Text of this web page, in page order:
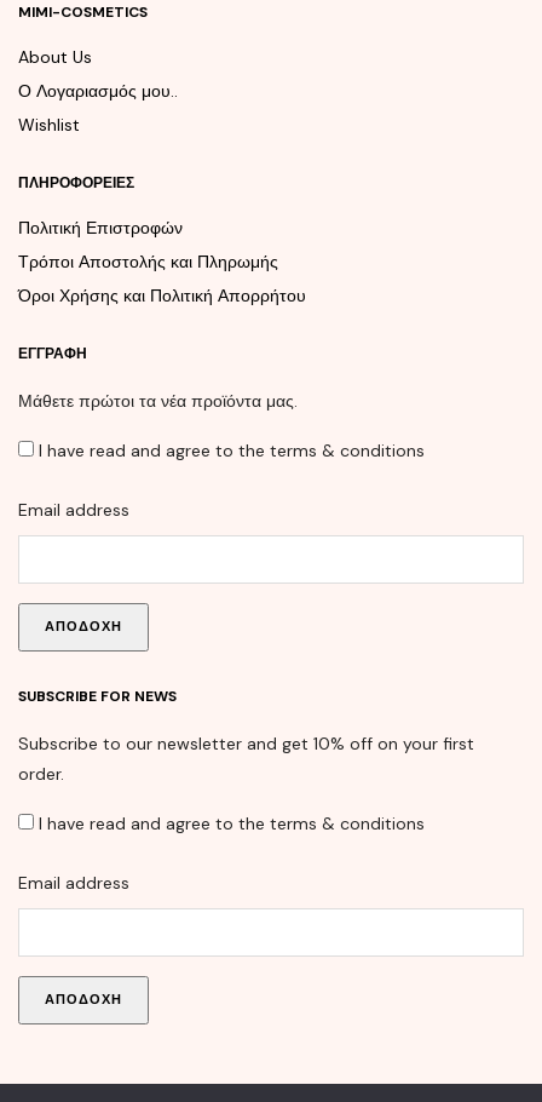
MIMI-COSMETICS
About Us
Ο Λογαριασμός μου..
Wishlist
ΠΛΗΡΟΦΟΡΕΊΕΣ
Πολιτική Επιστροφών
Τρόποι Αποστολής και Πληρωμής
Όροι Χρήσης και Πολιτική Απορρήτου
ΕΓΓΡΑΦΉ
Μάθετε πρώτοι τα νέα προϊόντα μας.
I have read and agree to the terms & conditions
Email address
SUBSCRIBE FOR NEWS
Subscribe to our newsletter and get 10% off on your first
order.
I have read and agree to the terms & conditions
Email address